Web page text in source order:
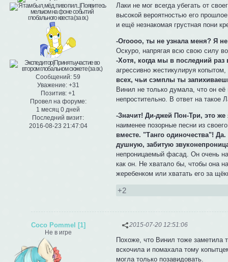
Сообщений: 59
Уважение: +31
Позитив: +1
Провел на форуме:
1 месяц 0 дней
Последний визит:
2016-08-23 21:47:04
Лаки не мог всегда убегать от
высокой вероятностью его
и ещё незнакомая грустная пони
-Огоооо, ты не узнала меня? Я
Оскуро, напрягая всю свою силу
-Хотя, когда мы в последний раз
агрессивно жестикулируя
всех, чьи сэмплы ты
Винил не только думала, что он
непростительно. В ответ на такое
-Значит! Ди-джей Пон-Три, это
наименее позорные песни из
вместе. "Танго одиночества"!
душную, забитую
непроницаемый фасад. Он очень
как он. Не хватало бы, чтобы она
жеребенком или хватать его за
+2
2015-07-20 12:51:06
Coco Pommel [1]
Не в игре
Похоже, что Винил тоже заметила
вскочила и помахала тому
могла только позавидовать.